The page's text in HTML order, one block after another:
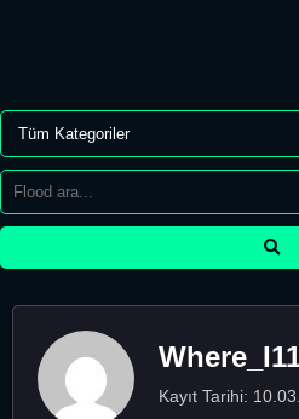
Kayıt Tarihi: